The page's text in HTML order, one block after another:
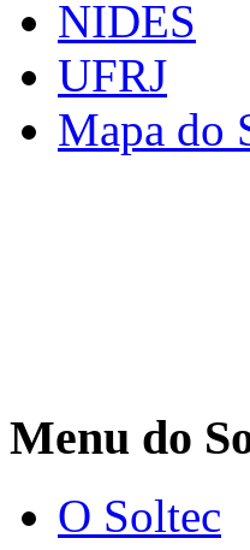
NIDES
UFRJ
Mapa do
Menu do
O Soltec